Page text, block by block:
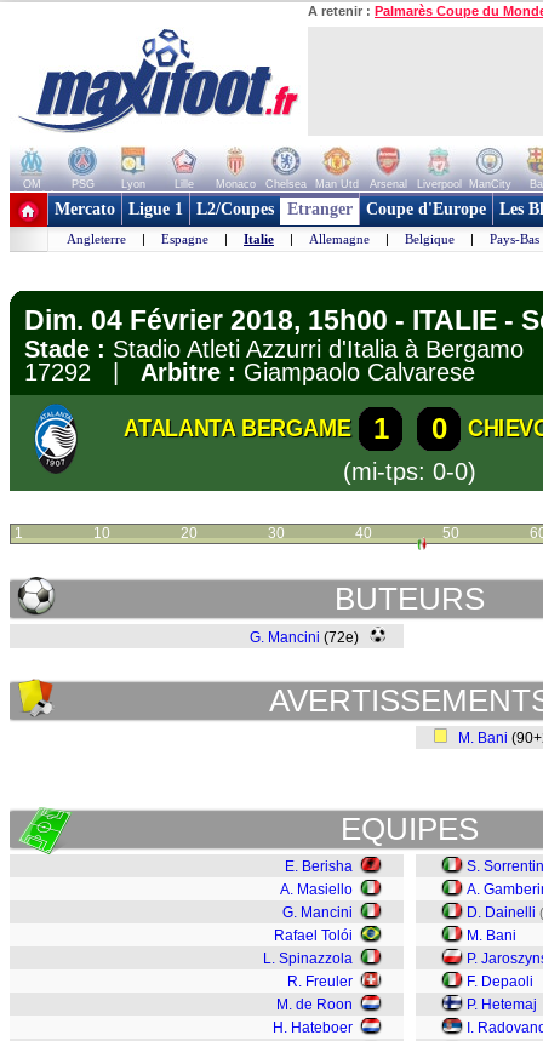
A retenir : Palmarès Coupe du
OM PSG Lyon Lille Monaco Chelsea Man Utd Arsenal Liverpool ManCity
+ de clubs
Mercato Ligue 1 L2/Coupes Etranger Coupe d'Europe Les
Angleterre | Espagne | Italie | Allemagne | Belgique | Pays-Bas
Dim. 04 Février 2018, 15h00 - ITALIE -
Stade : Stadio Atleti Azzurri d'Italia à
17292 | Arbitre : Giampaolo Calvarese
ATALANTA BERGAME 1 0
(mi-tps: 0-0)
1 10 20 30 40 50
BUTEURS
G. Mancini (72e)
M. Bani
EQUIPES
E. Berisha
A. Masiello
G. Mancini
Rafael Tolói
L. Spinazzola
R. Freuler
M. de Roon
H. Hateboer
S.
A.
D. Dainelli (
M. Bani
P.
F. Depaoli
P. Hetemaj
I.